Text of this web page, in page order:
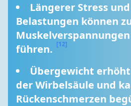
Längerer Stress
Belastungen können
führen. [12]
Übergewicht
der Wirbelsäule und
Rückenschmerzen